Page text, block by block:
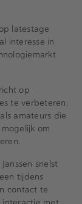
latestage
interesse in
op
te verbeteren.
amateurs die
om
snelst
tijdens
contact te